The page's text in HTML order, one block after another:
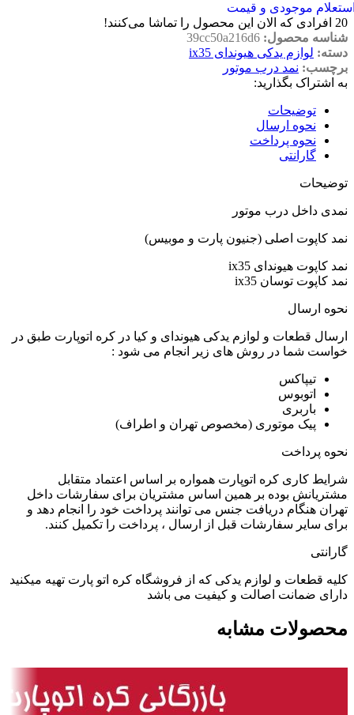
موجودی و قیمت
20 افرادی که الان این محصول را تماشا می‌کنند!
شناسه محصول: 39cc50a216d6
دسته: لوازم یدکی هیوندای ix35
برچسب: نمد درب موتور
به اشتراک بگذارید:
توضیحات
نحوه ارسال
نحوه پرداخت
گارانتی
توضیحات
نمدی داخل درب موتور
نمد کاپوت اصلی (جنیون پارت و موبیس)
نمد کاپوت هیوندای ix35
نمد کاپوت توسان ix35
نحوه ارسال
ارسال قطعات و لوازم یدکی هیوندای و کیا در کره اتوپارت طبق در
خواست شما در روش های زیر انجام می شود :
تیپاکس
اتوبوس
باربری
پیک موتوری (مخصوص تهران و اطراف)
نحوه پرداخت
شرایط کاری کره اتوپارت همواره بر اساس اعتماد متقابل
مشتریانش بوده بر همین اساس مشتریان برای سفارشات داخل
تهران هنگام دریافت جنس می توانند پرداخت خود را انجام دهد و
برای سایر سفارشات قبل از ارسال ، پرداخت را تکمیل کنند.
گارانتی
کلیه قطعات و لوازم یدکی که از فروشگاه کره اتو پارت تهیه میکنید
دارای ضمانت اصالت و کیفیت می باشد
محصولات مشابه